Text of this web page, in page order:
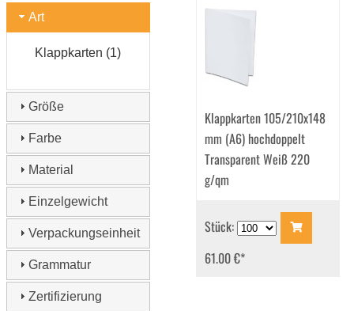
Art
Klappkarten (1)
Größe
Farbe
Material
Einzelgewicht
Verpackungseinheit
Grammatur
Zertifizierung
Klappkarten 105/210x148
mm (A6) hochdoppelt
Transparent Weiß 220
g/qm
Stück:
61.00 €*